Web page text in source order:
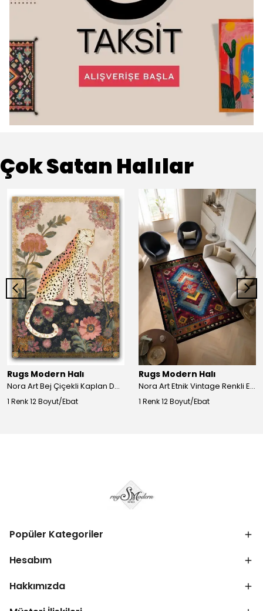
Çok Satan Halılar
Rugs Modern Halı
Nora Art Bej Çiçekli Kaplan Desenli Dokuma Taban Dekoratif Salon Halısı 61
1 Renk 12 Boyut/Ebat
Rugs Modern Halı
Nora Art Etnik Vintage Renkli Eskitme Dokuma Taban Dekoratif Salon Halısı 63
1 Renk 12 Boyut/Ebat
Popüler Kategoriler
Hesabım
Hakkımızda